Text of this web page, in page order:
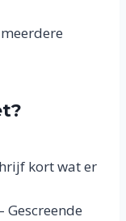
kort wat er
Gescreende